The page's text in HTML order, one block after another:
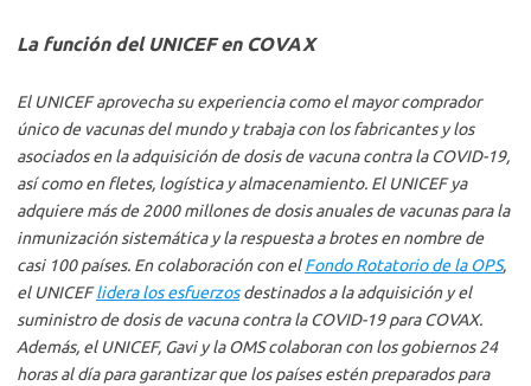
La función del UNICEF en COVAX
El UNICEF aprovecha su experiencia como el mayor comprador
único de vacunas del mundo y trabaja con los fabricantes y los
asociados en la adquisición de dosis de vacuna contra la COVID-19,
así como en fletes, logística y almacenamiento. El UNICEF ya
adquiere más de 2000 millones de dosis anuales de vacunas para la
inmunización sistemática y la respuesta a brotes en nombre de
casi 100 países. En colaboración con elFondo Rotatorio de la OPS,
el UNICEFlidera los esfuerzosdestinados a la adquisición y el
suministro de dosis de vacuna contra la COVID-19 para COVAX.
Además, el UNICEF, Gavi y la OMS colaboran con los gobiernos 24
horas al día para garantizar que los países estén preparados para